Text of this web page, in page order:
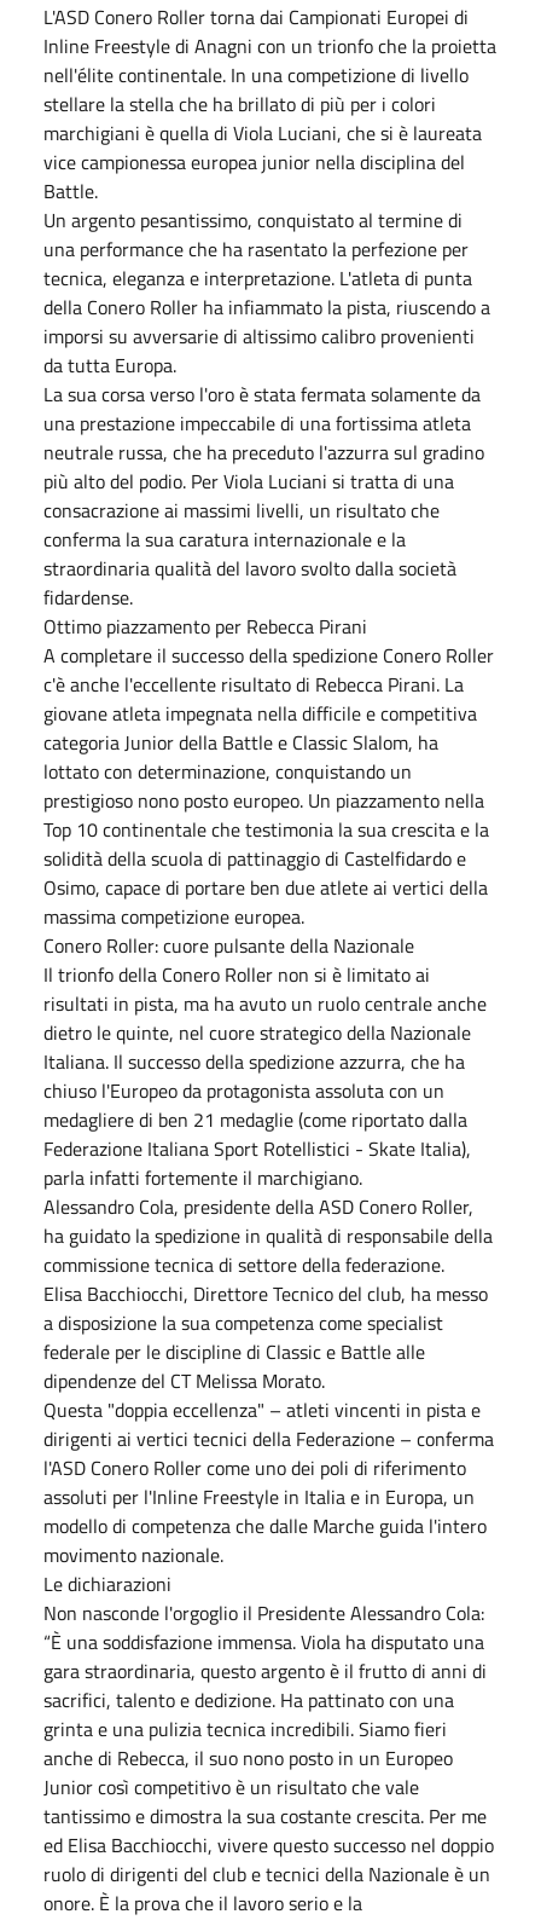
L'ASD Conero Roller torna dai Campionati Europei di
Inline Freestyle di Anagni con un trionfo che la proietta
nell'élite continentale. In una competizione di livello
stellare la stella che ha brillato di più per i colori
marchigiani è quella di Viola Luciani, che si è laureata
vice campionessa europea junior nella disciplina del
Battle.
Un argento pesantissimo, conquistato al termine di
una performance che ha rasentato la perfezione per
tecnica, eleganza e interpretazione. L'atleta di punta
della Conero Roller ha infiammato la pista, riuscendo a
imporsi su avversarie di altissimo calibro provenienti
da tutta Europa.
La sua corsa verso l'oro è stata fermata solamente da
una prestazione impeccabile di una fortissima atleta
neutrale russa, che ha preceduto l'azzurra sul gradino
più alto del podio. Per Viola Luciani si tratta di una
consacrazione ai massimi livelli, un risultato che
conferma la sua caratura internazionale e la
straordinaria qualità del lavoro svolto dalla società
fidardense.
Ottimo piazzamento per Rebecca Pirani
A completare il successo della spedizione Conero Roller
c'è anche l'eccellente risultato di Rebecca Pirani. La
giovane atleta impegnata nella difficile e competitiva
categoria Junior della Battle e Classic Slalom, ha
lottato con determinazione, conquistando un
prestigioso nono posto europeo. Un piazzamento nella
Top 10 continentale che testimonia la sua crescita e la
solidità della scuola di pattinaggio di Castelfidardo e
Osimo, capace di portare ben due atlete ai vertici della
massima competizione europea.
Conero Roller: cuore pulsante della Nazionale
Il trionfo della Conero Roller non si è limitato ai
risultati in pista, ma ha avuto un ruolo centrale anche
dietro le quinte, nel cuore strategico della Nazionale
Italiana. Il successo della spedizione azzurra, che ha
chiuso l'Europeo da protagonista assoluta con un
medagliere di ben 21 medaglie (come riportato dalla
Federazione Italiana Sport Rotellistici - Skate Italia),
parla infatti fortemente il marchigiano.
Alessandro Cola, presidente della ASD Conero Roller,
ha guidato la spedizione in qualità di responsabile della
commissione tecnica di settore della federazione.
Elisa Bacchiocchi, Direttore Tecnico del club, ha messo
a disposizione la sua competenza come specialist
federale per le discipline di Classic e Battle alle
dipendenze del CT Melissa Morato.
Questa "doppia eccellenza" – atleti vincenti in pista e
dirigenti ai vertici tecnici della Federazione – conferma
l'ASD Conero Roller come uno dei poli di riferimento
assoluti per l'Inline Freestyle in Italia e in Europa, un
modello di competenza che dalle Marche guida l'intero
movimento nazionale.
Le dichiarazioni
Non nasconde l'orgoglio il Presidente Alessandro Cola:
“È una soddisfazione immensa. Viola ha disputato una
gara straordinaria, questo argento è il frutto di anni di
sacrifici, talento e dedizione. Ha pattinato con una
grinta e una pulizia tecnica incredibili. Siamo fieri
anche di Rebecca, il suo nono posto in un Europeo
Junior così competitivo è un risultato che vale
tantissimo e dimostra la sua costante crescita. Per me
ed Elisa Bacchiocchi, vivere questo successo nel doppio
ruolo di dirigenti del club e tecnici della Nazionale è un
onore. È la prova che il lavoro serio e la